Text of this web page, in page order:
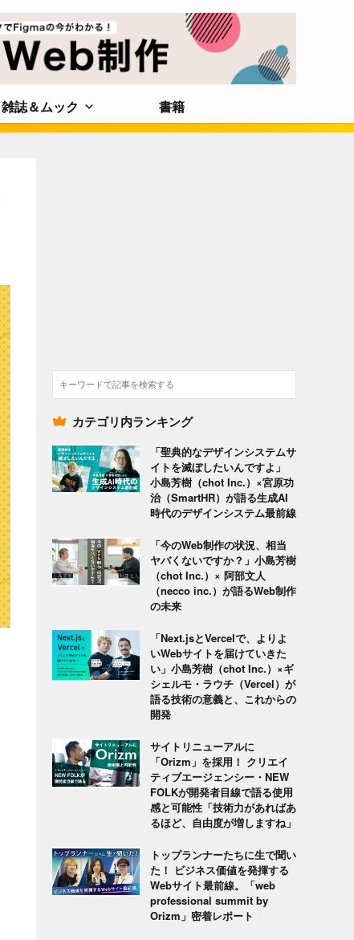
雑誌＆ムック 書籍
検
索
カテゴリ内ランキング
「聖典的なデザインシステムサ
イトを滅ぼしたいんですよ」
小島芳樹（chot Inc.）×宮原功
治（SmartHR）が語る生成AI
時代のデザインシステム最前線
「今のWeb制作の状況、相当
ヤバくないですか？」小島芳樹
（chot Inc.）× 阿部文人
（necco inc.）が語るWeb制作
の未来
「Next.jsとVercelで、よりよ
いWebサイトを届けていきた
い」小島芳樹（chot Inc.）×ギ
シェルモ・ラウチ（Vercel）が
語る技術の意義と、これからの
開発
サイトリニューアルに
「Orizm」を採用！ クリエイ
ティブエージェンシー・NEW
FOLKが開発者目線で語る使用
感と可能性「技術力があればあ
るほど、自由度が増しますね」
トップランナーたちに生で聞い
た！ ビジネス価値を発揮する
Webサイト最前線。「web
professional summit by
Orizm」密着レポート